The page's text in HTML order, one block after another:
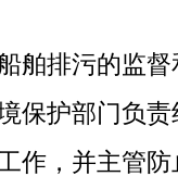
舶排污的监
保护部门负
作，并主管